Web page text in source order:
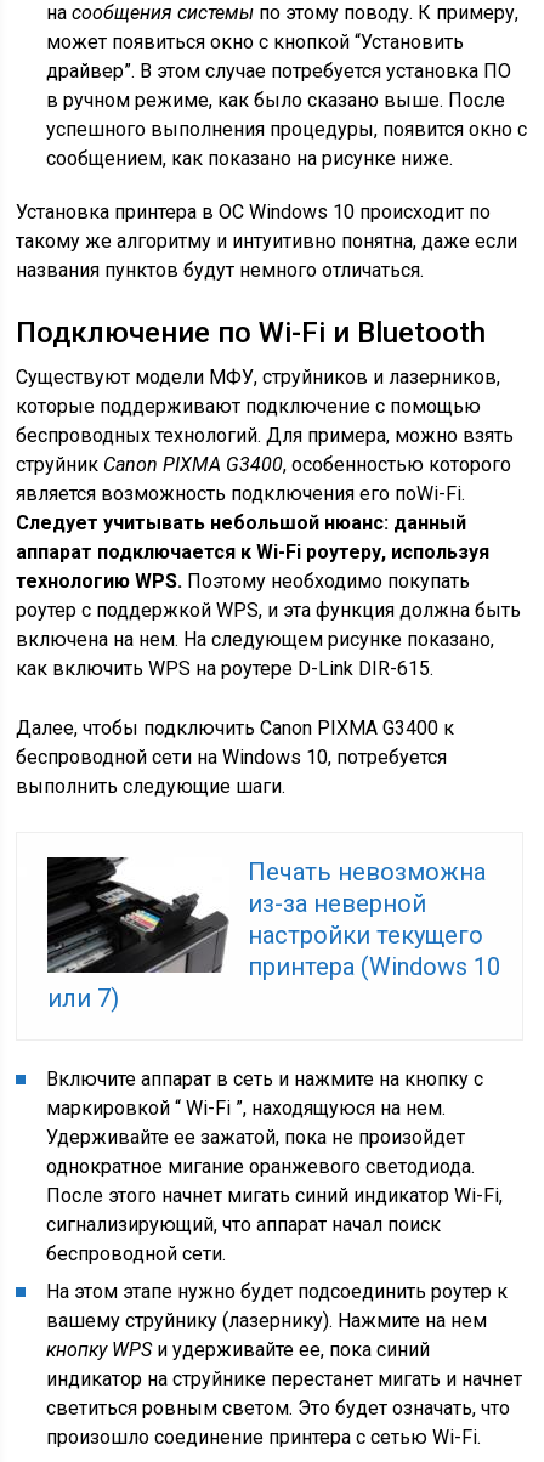
насообщения системы по этому поводу. К примеру,
может появиться окно с кнопкой “Установить
драйвер”. В этом случае потребуется установка ПО
в ручном режиме, как было сказано выше. После
успешного выполнения процедуры, появится окно с
сообщением, как показано на рисунке ниже.
Установка принтера в ОС Windows 10 происходит по
такому же алгоритму и интуитивно понятна, даже если
названия пунктов будут немного отличаться.
Подключение по Wi-Fi и Bluetooth
Существуют модели МФУ, струйников и лазерников,
которые поддерживают подключение с помощью
беспроводных технологий. Для примера, можно взять
струйник Canon PIXMA G3400, особенностью которого
является возможность подключения его поWi-Fi.
Следует учитывать небольшой нюанс: данный
аппарат подключается к Wi-Fi роутеру, используя
технологию WPS. Поэтому необходимо покупать
роутер с поддержкой WPS, и эта функция должна быть
включена на нем. На следующем рисунке показано,
как включить WPS на роутере D-Link DIR-615.
Далее, чтобы подключить Canon PIXMA G3400 к
беспроводной сети на Windows 10, потребуется
выполнить следующие шаги.
Печать невозможна
из-за неверной
настройки текущего
принтера (Windows 10
или 7)
Включите аппарат в сеть и нажмите на кнопку с
маркировкой “ Wi-Fi ”, находящуюся на нем.
Удерживайте ее зажатой, пока не произойдет
однократное мигание оранжевого светодиода.
После этого начнет мигать синий индикатор Wi-Fi,
сигнализирующий, что аппарат начал поиск
беспроводной сети.
На этом этапе нужно будет подсоединить роутер к
вашему струйнику (лазернику). Нажмите на нем
кнопку WPSи удерживайте ее, пока синий
индикатор на струйнике перестанет мигать и начнет
светиться ровным светом. Это будет означать, что
произошло соединение принтера с сетью Wi-Fi.